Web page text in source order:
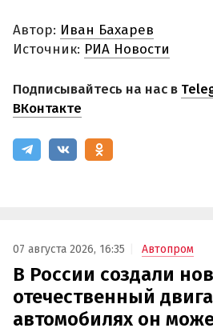
Автор: Иван Бахарев
Источник: РИА Новости
Подписывайтесь на нас в
ВКонтакте
07 августа 2026, 16:35 Автопром
В России создали
отечественный
автомобилях он